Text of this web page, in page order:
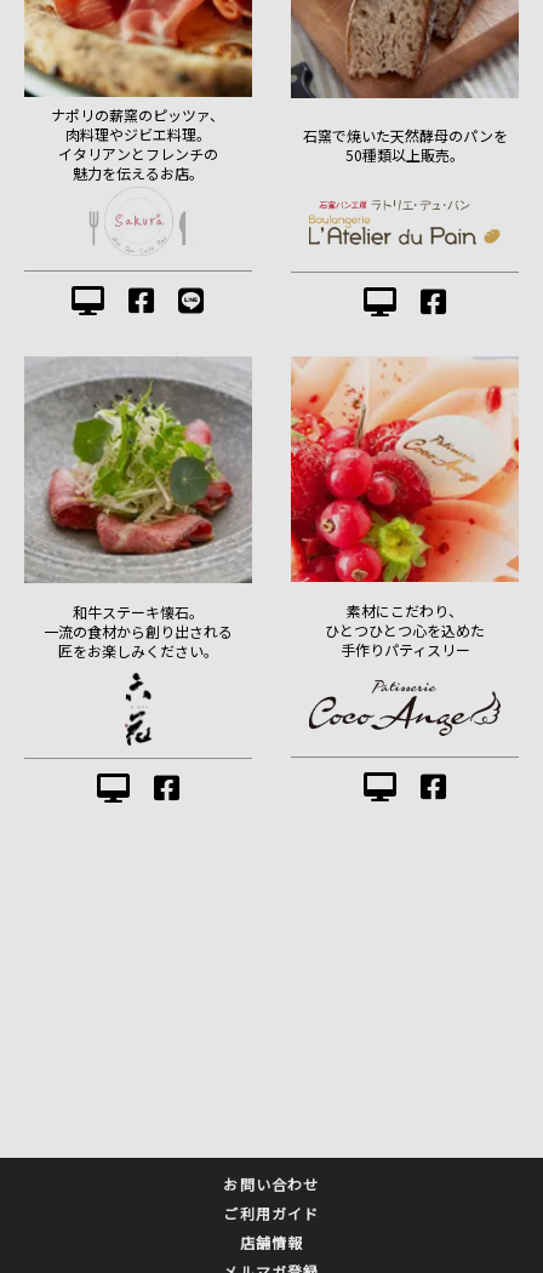
ナポリの薪窯のピッツァ、
肉料理やジビエ料理。
イタリアンとフレンチの
魅力を伝えるお店。
石窯で焼いた天然酵母のパンを
50種類以上販売。
和牛ステーキ懐石。
一流の食材から創り出される
匠をお楽しみください。
素材にこだわり、
ひとつひとつ心を込めた
手作りパティスリー
お問い合わせ
ご利用ガイド
店舗情報